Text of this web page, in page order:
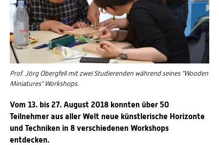
Prof. Jörg Obergfell mit zwei Studierenden während seines "Wooden
Miniatures" Workshops.
Vom 13. bis 27. August 2018 konnten über 50
Teilnehmer aus aller Welt neue künstlerische Horizonte
und Techniken in 8 verschiedenen Workshops
entdecken.